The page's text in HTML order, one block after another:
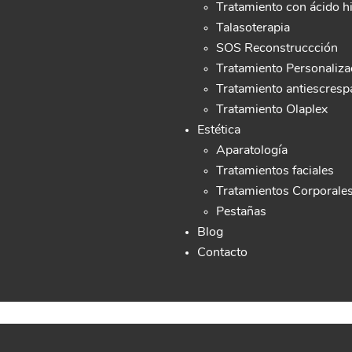
Tratamiento con ácido
Talasoterapia
SOS Reconstruccción
Tratamiento
Tratamiento
Tratamiento Olaplex
Estética
Aparatología
Tratamientos faciales
Tratamientos Corporales
Pestañas
Blog
Contacto